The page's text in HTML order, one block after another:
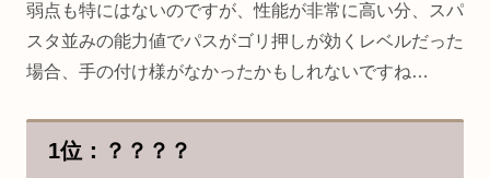
弱点も特にはないのですが、性能が非常に高い分、スパ
スタ並みの能力値でパスがゴリ押しが効くレベルだった
場合、手の付け様がなかったかもしれないですね…
1位：？？？？